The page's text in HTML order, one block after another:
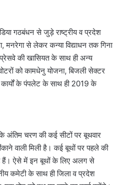
गठबंधन से जुड़े राष्ट्रीय व प्रदेश
से लेकर कन्या विद्याधन तक गिना
की खासियत के साथ ही अन्य
को कामधेनु योजना, बिजली सेक्टर
के पंपलेट के साथ ही 2019 के
अंतिम चरण की कई सीटों पर बूथवार
वाली मिली है। कई बूथों पर पहले की
हैं। ऐसे में इन बूथों के लिए अलग से
कमेटी के साथ ही जिला व प्रदेश